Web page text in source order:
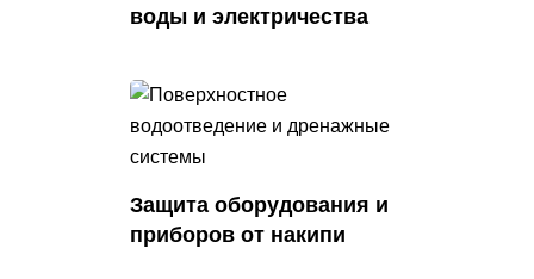
воды и электричества
Защита оборудования и
приборов от накипи